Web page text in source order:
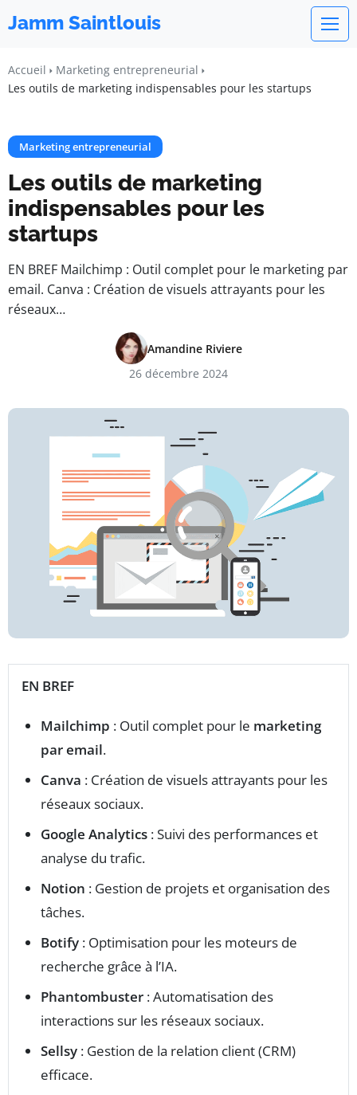
Jamm Saintlouis
Accueil
Marketing entrepreneurial
Les outils de marketing indispensables pour les startups
Marketing entrepreneurial
Les outils de marketing
indispensables pour les
startups
EN BREF Mailchimp : Outil complet pour le marketing par
email. Canva : Création de visuels attrayants pour les
réseaux…
Amandine Riviere
26 décembre 2024
EN BREF
Mailchimp : Outil complet pour le marketing
par email.
Canva : Création de visuels attrayants pour les
réseaux sociaux.
Google Analytics : Suivi des performances et
analyse du trafic.
Notion : Gestion de projets et organisation des
tâches.
Botify : Optimisation pour les moteurs de
recherche grâce à l’IA.
Phantombuster : Automatisation des
interactions sur les réseaux sociaux.
Sellsy : Gestion de la relation client (CRM)
efficace.